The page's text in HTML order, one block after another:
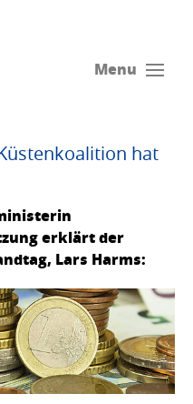
Menu
hat
erklärt der
Lars Harms: